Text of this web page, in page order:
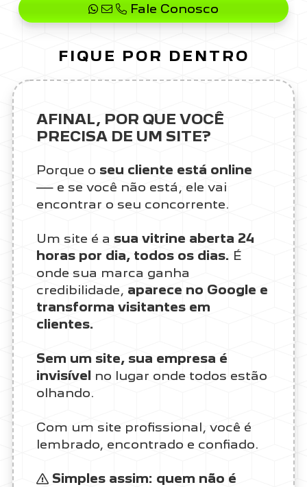
Fale Conosco
FIQUE POR DENTRO
AFINAL, POR QUE VOCÊ
PRECISA DE UM SITE?
Porque o seu cliente está online
— e se você não está, ele vai
encontrar o seu concorrente.
Um site é a sua vitrine aberta 24
horas por dia, todos os dias. É
onde sua marca ganha
credibilidade, aparece no Google e
transforma visitantes em
clientes.
Sem um site, sua empresa é
invisível
no lugar onde todos estão
olhando.
Com um site profissional, você é
lembrado, encontrado e confiado.
Simples assim: quem não é